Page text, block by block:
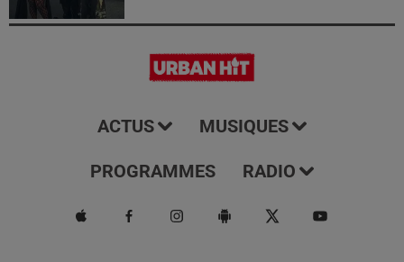
ACTUS MUSIQUES
PROGRAMMES RADIO